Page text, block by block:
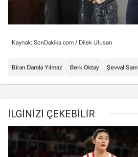
Kaynak: SonDakika.com / Dilek Ulusan
Biran Damla Yılmaz Berk Oktay Şevval Sam